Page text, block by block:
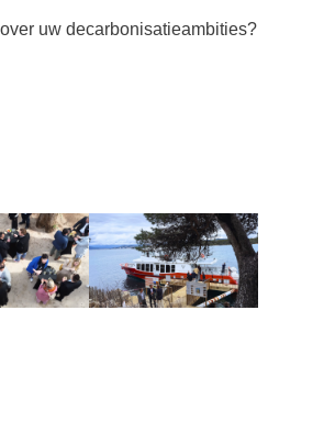
uw decarbonisatieambities?